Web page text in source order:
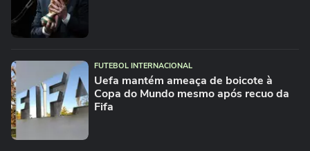
FUTEBOL INTERNACIONAL
Uefa mantém ameaça de boicote à
Copa do Mundo mesmo após recuo da
Fifa